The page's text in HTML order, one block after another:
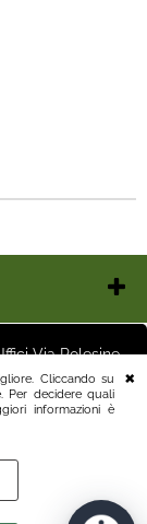
Cliccando su
Per decidere quali
informazioni è
Via Polesine
Brescia (BS)